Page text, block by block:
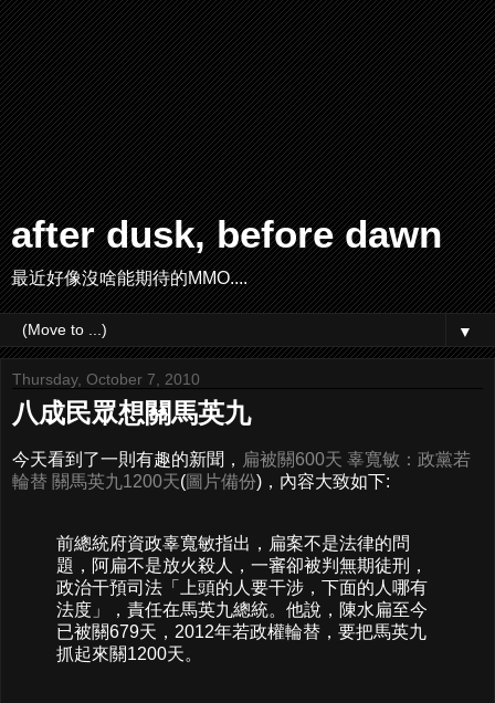
after dusk, before dawn
最近好像沒啥能期待的MMO....
▼
Thursday, October 7, 2010
八成民眾想關馬英九
今天看到了一則有趣的新聞， 扁被關600天 辜寬敏：政黨若
輪替 關馬英九1200天(圖片備份)，內容大致如下:
前總統府資政辜寬敏指出，扁案不是法律的問
題，阿扁不是放火殺人，一審卻被判無期徒刑，
政治干預司法「上頭的人要干涉，下面的人哪有
法度」，責任在馬英九總統。他說，陳水扁至今
已被關679天，2012年若政權輪替，要把馬英九
抓起來關1200天。